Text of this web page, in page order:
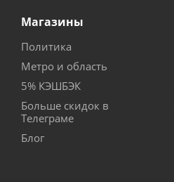
Магазины
Политика
Метро и область
5% КЭШБЭК
Больше скидок в
Телеграме
Блог